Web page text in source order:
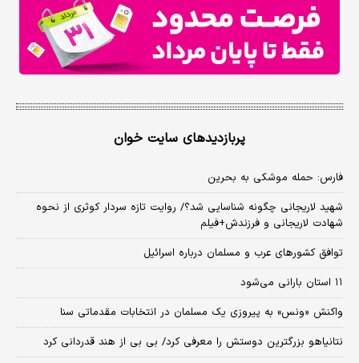
پربازدیدهای سایت خوان
فارس: حمله موشکی به بحرین
شهید لاریجانی چگونه شناسایی شد؟/ روایت تازه سردار کوثری از نحوه
شهادت لاریجانی و فرزندش+فیلم
توافق کشورهای عرب و مسلمان درباره اسرائیل
۱۱ استان بارانی می‌شود
واکنش «ونس» به پیروزی یک مسلمان در انتخابات مقدماتی سنا
نتانیاهو بزرگترین دوستش را معرفی کرد/ بی بی از هند قدردانی کرد